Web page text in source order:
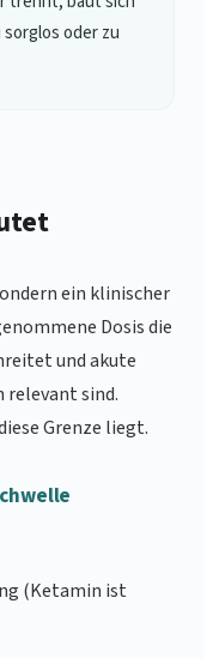
oder zu
ein klinischer
Dosis die
und akute
relevant sind.
Grenze liegt.
(Ketamin ist